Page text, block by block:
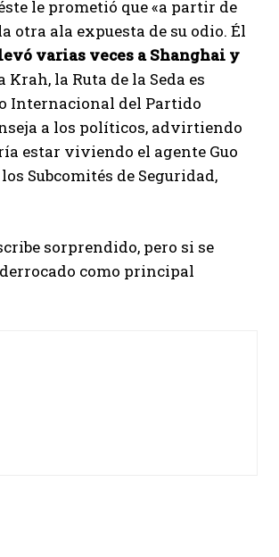
le prometió que «a partir de
otra ala expuesta de su odio. Él
varias veces a Shanghai y
Krah, la Ruta de la Seda es
Internacional del Partido
a los políticos, advirtiendo
estar viviendo el agente Guo
Subcomités de Seguridad,
sorprendido, pero si se
como principal